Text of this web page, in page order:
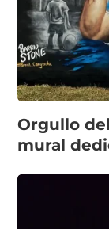
Orgullo
mural